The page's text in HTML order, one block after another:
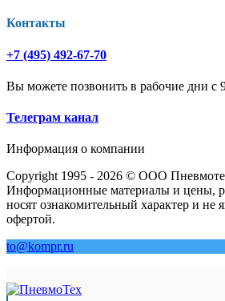
Контакты
+7 (495) 492-67-70
Вы можете позвонить в рабочие дни с
Телеграм канал
Информация о компании
Copyright 1995 - 2026 © ООО
Информационные материалы и цены,
носят ознакомительный характер и не
офертой.
to@kompr.ru